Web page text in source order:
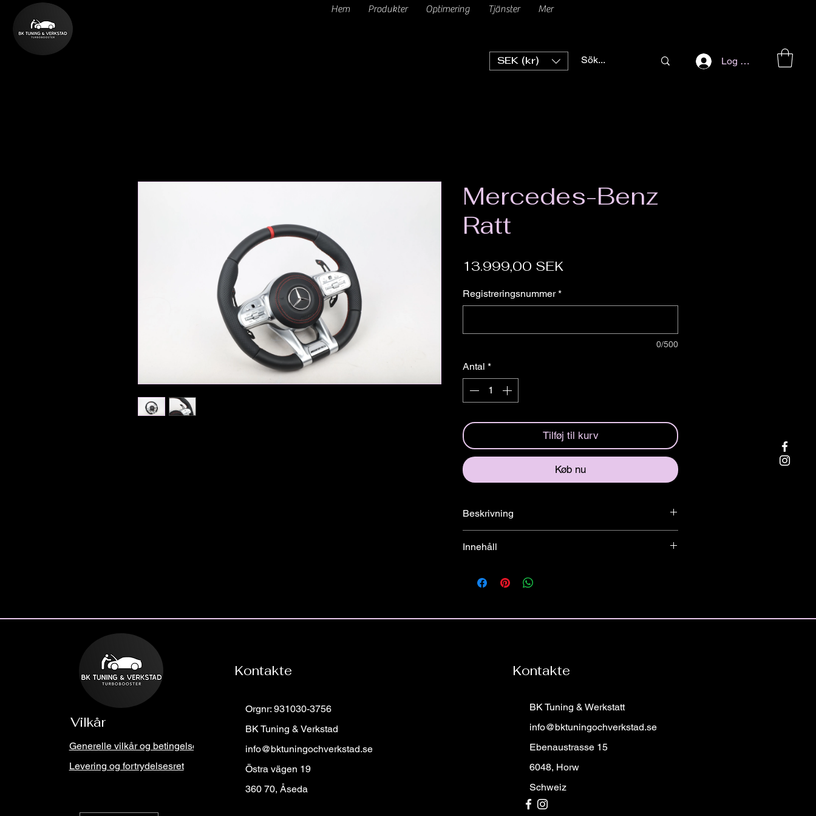
â
Hem Produkter Optimering Tjänster Mer
SEK (kr) Log ind
Mercedes-Benz
Ratt
13.999,00 SEK
Registreringsnummer *
0/500
Antal *
Tilføj til kurv
Køb nu
Beskrivning
skriv registreringsnumret för bilen du beställer din
formuläret samt bifoga en bild på vilken ratt du önskar
Innehåll
Vilkår
Generelle vilkår og betingelser
Levering og fortrydelsesret
Kontakte
Orgnr: 931030-3756
BK Tuning & Verkstad
info@bktuningochverkstad.se
Östra vägen 19
360 70, Åseda
Kontakte
BK Tuning & Werkstatt
info@bktuningochverkstad.se
Ebenaustrasse 15
6048, Horw
Schweiz